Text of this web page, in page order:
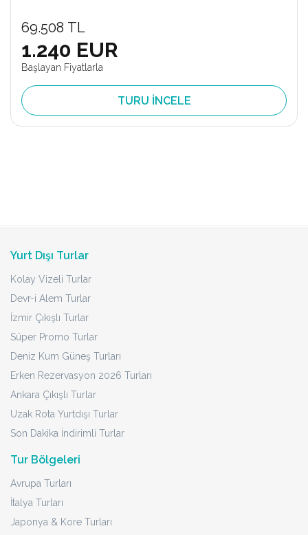
69.508 TL
1.240 EUR
Başlayan Fiyatlarla
TURU İNCELE
Yurt Dışı Turlar
Kolay Vizeli Turlar
Devr-i Alem Turlar
İzmir Çıkışlı Turlar
Süper Promo Turlar
Deniz Kum Güneş Turları
Erken Rezervasyon 2026 Turları
Ankara Çıkışlı Turlar
Uzak Rota Yurtdışı Turlar
Son Dakika İndirimli Turlar
Tur Bölgeleri
Avrupa Turları
İtalya Turları
Japonya & Kore Turları